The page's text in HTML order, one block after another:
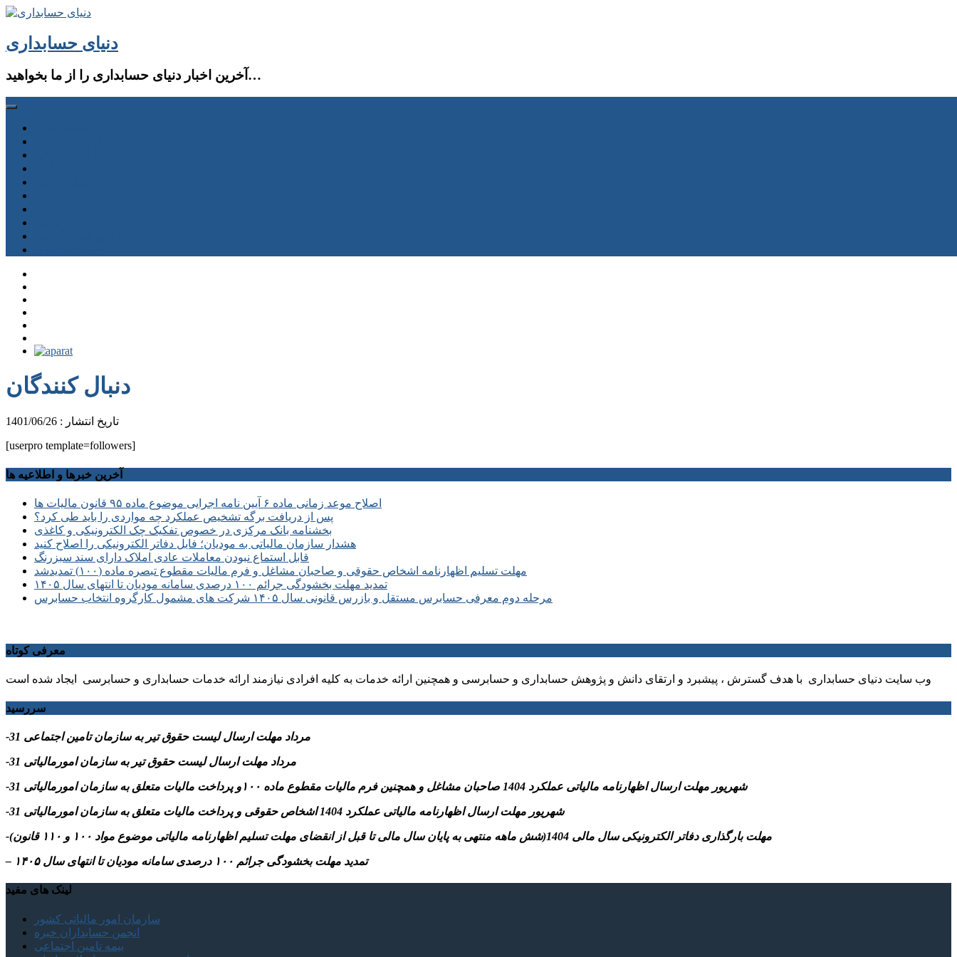
دنیای حسابداری
آخرین اخبار دنیای حسابداری را از ما بخواهید…
دنبال کنندگان
تاریخ انتشار : 1401/06/26
[userpro template=followers]
آخرین خبرها و اطلاعیه ها
اصلاح موعد زمانی ماده ۶ آیین نامه اجرایی موضوع ماده ۹۵ قانون مالیات ها
پس از دریافت برگه تشخیص عملکرد چه مواردی را باید طی کرد؟
بخشنامه بانک مرکزی در خصوص تفکیک چک الکترونیکی و کاغذی
هشدار سازمان مالیاتی به مودیان؛ فایل دفاتر الکترونیکی را اصلاح کنید
قابل استماع نبودن معاملات عادی املاک دارای سند سبزرنگ
مهلت تسلیم اظهارنامه اشخاص حقوقی و صاحبان مشاغل و فرم مالیات مقطوع تبصره ماده (۱۰۰) تمدیدشد
تمدید مهلت بخشودگی جرائم ۱۰۰ درصدی سامانه مودیان تا انتهای سال ۱۴۰۵
مرحله دوم معرفی حسابرس مستقل و بازرس قانونی سال ۱۴۰۵ شرکت های مشمول کارگروه انتخاب حسابرس
معرفی کوتاه
وب سایت دنیای حسابداری با هدف گسترش ، پیشبرد و ارتقای دانش و پژوهش حسابداری و حسابرسی و همچنین ارائه خدمات به کلیه افرادی نیازمند ارائه خدمات حسابداری و حسابرسی ایجاد شده است
سررسید
-31 مرداد مهلت ارسال ليست حقوق تیر به سازمان تامین اجتماعی
-31 مرداد مهلت ارسال ليست حقوق تیر به سازمان امورمالیاتی
-31 شهریور مهلت ارسال اظهارنامه مالیاتی عملکرد 1404 صاحبان مشاغل و همچنین فرم مالیات مقطوع ماده ۱۰۰و پرداخت مالیات متعلق به سازمان امورمالیاتی
-31 شهریور مهلت ارسال اظهارنامه مالیاتی عملکرد 1404 اشخاص حقوقی و پرداخت مالیات متعلق به سازمان امورمالیاتی
-مهلت بارگذاری دفاتر الکترونیکی سال مالی 1404(شش ماهه منتهی به پایان سال مالی تا قبل از انقضای مهلت تسلیم اظهارنامه مالیاتی موضوع مواد ۱۰۰ و ۱۱۰ قانون)
– تمدید مهلت بخشودگی جرائم ۱۰۰ درصدی سامانه مودیان تا انتهای سال ۱۴۰۵
لینک های مفید
سازمان امور مالیاتی کشور
انجمن حسابداران خبره
بیمه تامین اجتماعی